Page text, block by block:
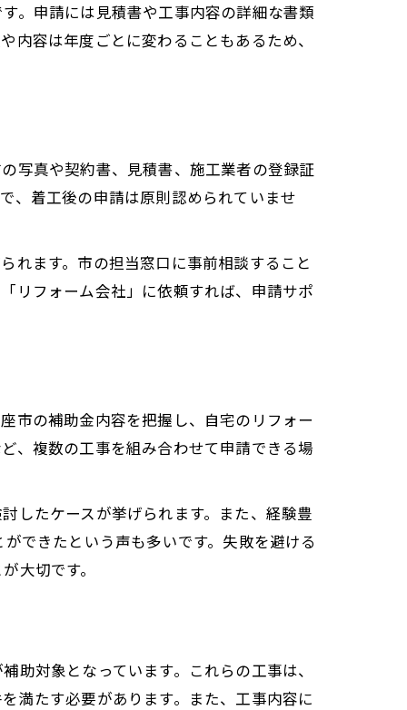
。申請には見積書や工事内容の詳細な書類
容は年度ごとに変わることもあるため、
写真や契約書、見積書、施工業者の登録証
、着工後の申請は原則認められていませ
れます。市の担当窓口に事前相談すること
リフォーム会社」に依頼すれば、申請サポ
市の補助金内容を把握し、自宅のリフォー
、複数の工事を組み合わせて申請できる場
したケースが挙げられます。また、経験豊
できたという声も多いです。失敗を避ける
大切です。
対象となっています。これらの工事は、
満たす必要があります。また、工事内容に